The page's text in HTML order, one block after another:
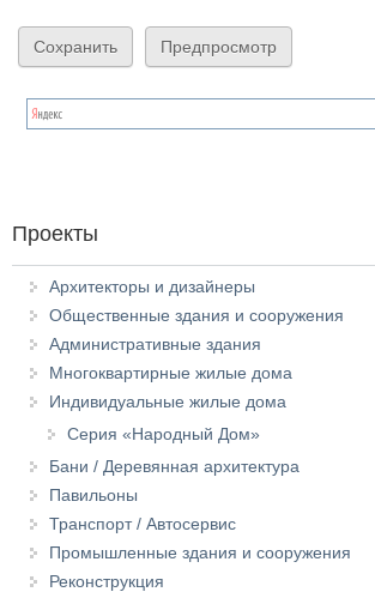
Проекты
Архитекторы и дизайнеры
Общественные здания и сооружения
Административные здания
Многоквартирные жилые дома
Индивидуальные жилые дома
Серия «Народный Дом»
Бани / Деревянная архитектура
Павильоны
Транспорт / Автосервис
Промышленные здания и сооружения
Реконструкция